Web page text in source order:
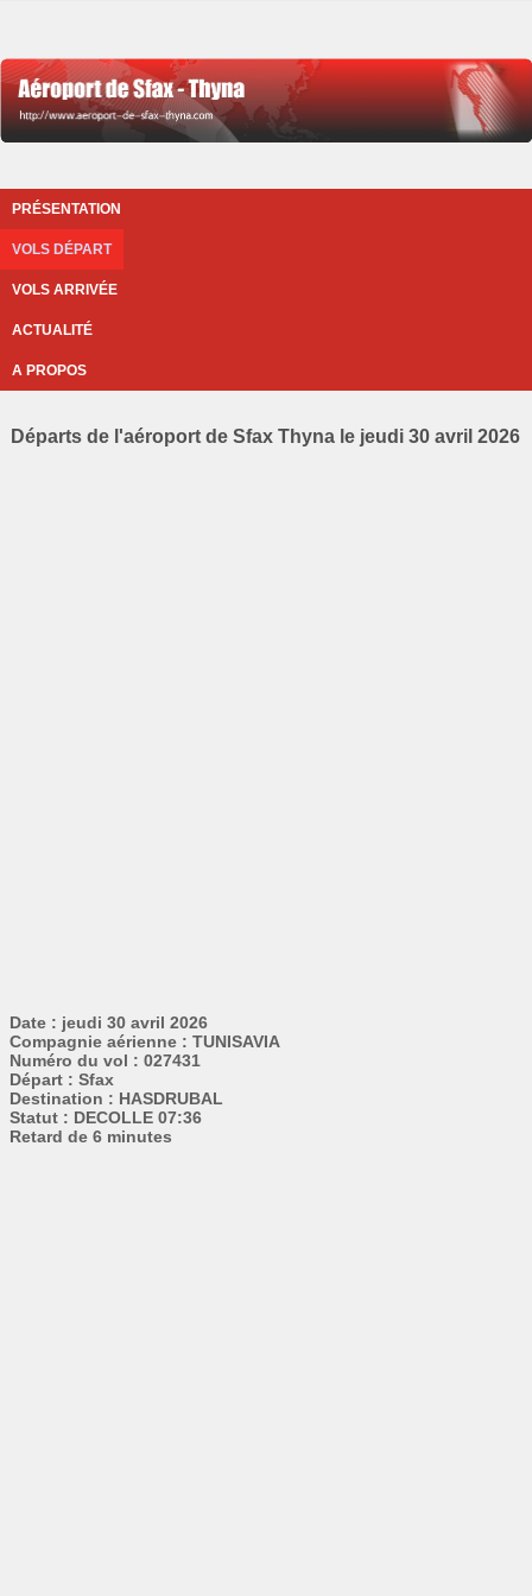
PRÉSENTATION
VOLS DÉPART
VOLS ARRIVÉE
ACTUALITÉ
A PROPOS
Départs de l'aéroport de Sfax Thyna le jeudi 30 avril 2026
Date : jeudi 30 avril 2026
Compagnie aérienne : TUNISAVIA
Numéro du vol : 027431
Départ : Sfax
Destination : HASDRUBAL
Statut : DECOLLE 07:36
Retard de 6 minutes